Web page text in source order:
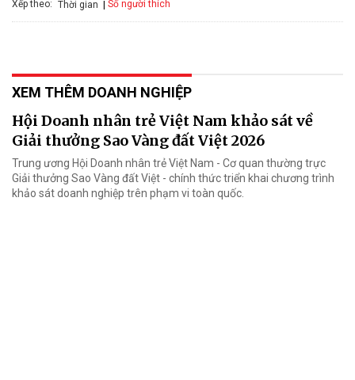
Xếp theo: Thời gian Số người thích
XEM THÊM DOANH NGHIỆP
Hội Doanh nhân trẻ Việt Nam khảo sát về
Giải thưởng Sao Vàng đất Việt 2026
Trung ương Hội Doanh nhân trẻ Việt Nam - Cơ quan thường trực
Giải thưởng Sao Vàng đất Việt - chính thức triển khai chương trình
khảo sát doanh nghiệp trên phạm vi toàn quốc.